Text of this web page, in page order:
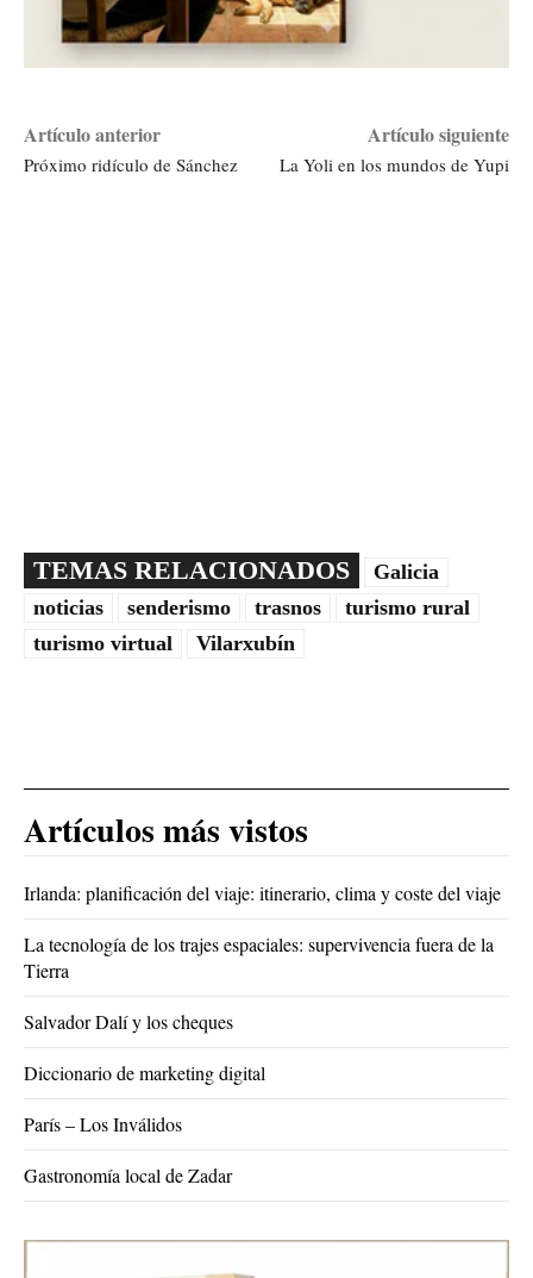
Artículo anterior
Próximo ridículo de Sánchez
Artículo siguiente
La Yoli en los mundos de Yupi
TEMAS RELACIONADOS
Galicia
noticias
senderismo trasnos
turismo rural
turismo virtual
Vilarxubín
Artículos más vistos
Irlanda: planificación del viaje: itinerario, clima y coste del viaje
La tecnología de los trajes espaciales: supervivencia fuera de la
Tierra
Salvador Dalí y los cheques
Diccionario de marketing digital
París – Los Inválidos
Gastronomía local de Zadar